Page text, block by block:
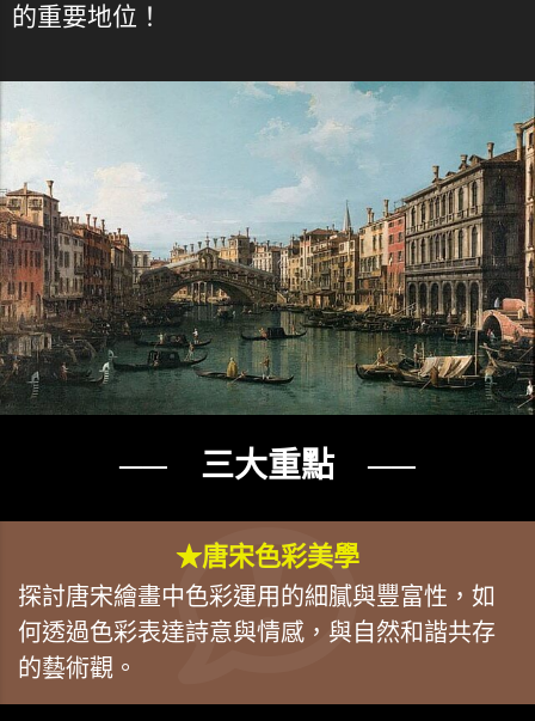
的重要地位！
── 三大重點 ──
★唐宋色彩美學
探討唐宋繪畫中色彩運用的細膩與豐富性，如
何透過色彩表達詩意與情感，與自然和諧共存
的藝術觀。